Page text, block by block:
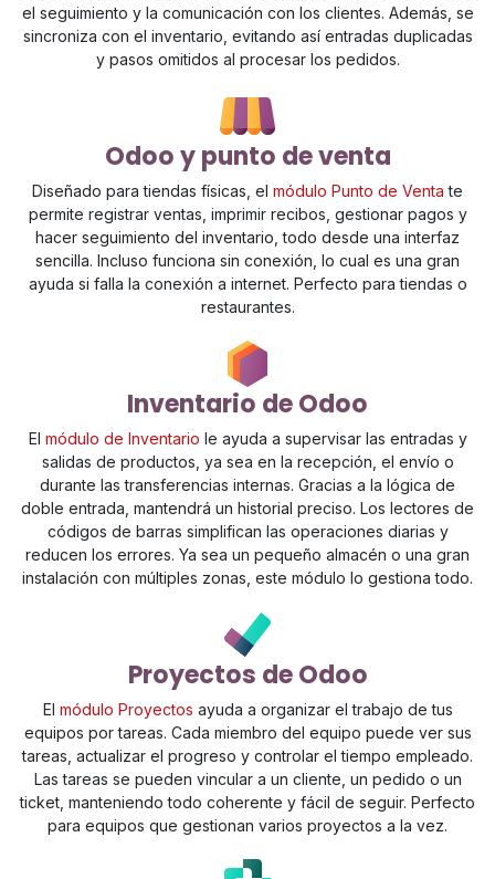
el seguimiento y la comunicación con los clientes. Además, se
sincroniza con el inventario, evitando así entradas duplicadas
y pasos omitidos al procesar los pedidos.
Odoo y punto de venta
Diseñado para tiendas físicas, el módulo Punto de Venta te
permite registrar ventas, imprimir recibos, gestionar pagos y
hacer seguimiento del inventario, todo desde una interfaz
sencilla. Incluso funciona sin conexión, lo cual es una gran
ayuda si falla la conexión a internet. Perfecto para tiendas o
restaurantes.
Inventario de Odoo
El módulo de Inventario le ayuda a supervisar las entradas y
salidas de productos, ya sea en la recepción, el envío o
durante las transferencias internas. Gracias a la lógica de
doble entrada, mantendrá un historial preciso. Los lectores de
códigos de barras simplifican las operaciones diarias y
reducen los errores. Ya sea un pequeño almacén o una gran
instalación con múltiples zonas, este módulo lo gestiona todo.
Proyectos de Odoo
El módulo Proyectos ayuda a organizar el trabajo de tus
equipos por tareas. Cada miembro del equipo puede ver sus
tareas, actualizar el progreso y controlar el tiempo empleado.
Las tareas se pueden vincular a un cliente, un pedido o un
ticket, manteniendo todo coherente y fácil de seguir. Perfecto
para equipos que gestionan varios proyectos a la vez.